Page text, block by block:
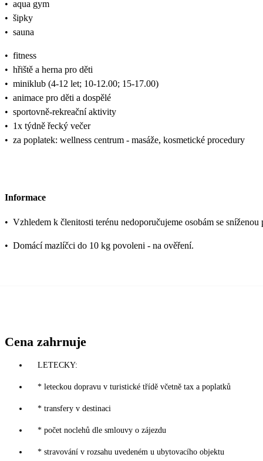
• aqua gym
• šipky
• sauna
• fitness
• hřiště a herna pro děti
• miniklub (4-12 let; 10-12.00; 15-17.00)
• animace pro děti a dospělé
• sportovně-rekreační aktivity
• 1x týdně řecký večer
• za poplatek: wellness centrum - masáže, kosmetické procedury
Informace
• Vzhledem k členitosti terénu nedoporučujeme osobám se
• Domácí mazlíčci do 10 kg povoleni - na ověření.
Cena zahrnuje
LETECKY:
* leteckou dopravu v turistické třídě včetně tax a poplatků
* transfery v destinaci
* počet noclehů dle smlouvy o zájezdu
* stravování v rozsahu uvedeném u ubytovacího objektu